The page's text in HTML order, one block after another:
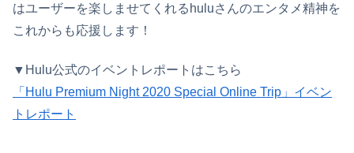
はユーザーを楽しませてくれるhuluさんのエンタメ精神を
これからも応援します！
▼Hulu公式のイベントレポートはこちら
「Hulu Premium Night 2020 Special Online Trip」イベン
トレポート